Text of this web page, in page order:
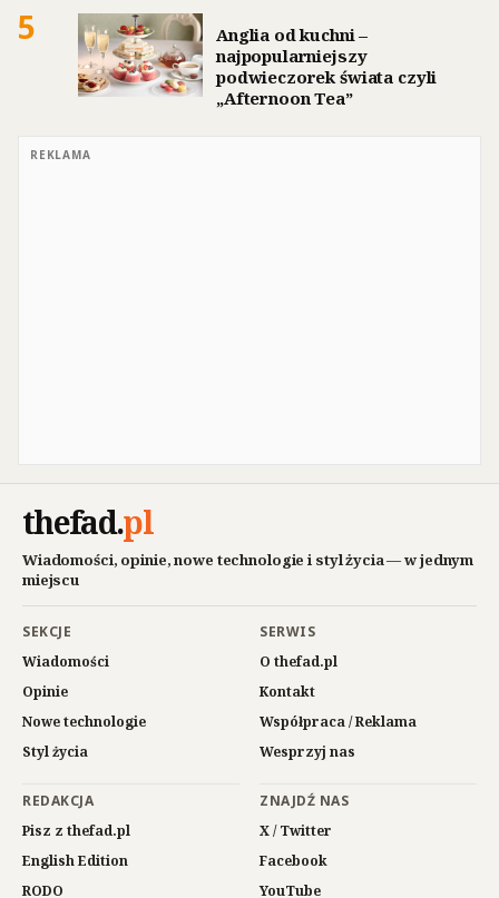
5
Anglia od kuchni –
najpopularniejszy
podwieczorek świata czyli
„Afternoon Tea”
REKLAMA
thefad.pl
Wiadomości, opinie, nowe technologie i styl życia — w jednym
miejscu
SEKCJE
Wiadomości
Opinie
Nowe technologie
Styl życia
SERWIS
O thefad.pl
Kontakt
Współpraca / Reklama
Wesprzyj nas
REDAKCJA
Pisz z thefad.pl
English Edition
RODO
ZNAJDŹ NAS
X / Twitter
Facebook
YouTube